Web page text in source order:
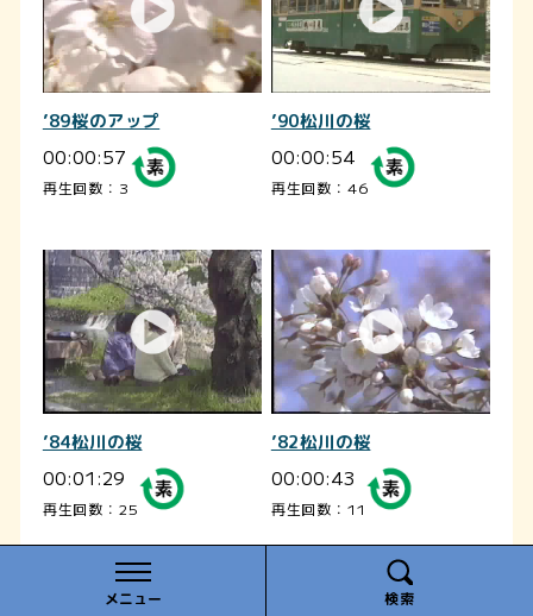
メニュー 検索
’89桜のアップ
00:00:57
再生回数：3
’90松川の桜
00:00:54
再生回数：46
’84松川の桜
00:01:29
再生回数：25
’82松川の桜
00:00:43
再生回数：11